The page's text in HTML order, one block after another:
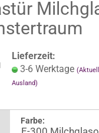
Lieferzeit:
3-6 Werktage
Ausland)
Farbe: